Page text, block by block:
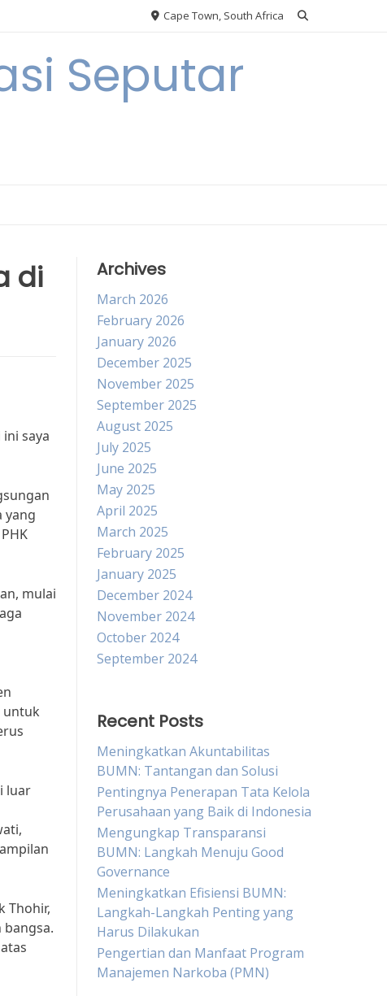
Cape Town, South Africa
Seputar
di
saya
yang
mulai
untuk
luar
Thohir,
Archives
March 2026
February 2026
January 2026
December 2025
November 2025
September 2025
August 2025
July 2025
June 2025
May 2025
April 2025
March 2025
February 2025
January 2025
December 2024
November 2024
October 2024
September 2024
Recent Posts
Meningkatkan Akuntabilitas
BUMN: Tantangan dan Solusi
Pentingnya Penerapan Tata Kelola
Perusahaan yang Baik di Indonesia
Mengungkap Transparansi
BUMN: Langkah Menuju Good
Governance
Meningkatkan Efisiensi BUMN:
Langkah-Langkah Penting yang
Harus Dilakukan
Pengertian dan Manfaat Program
Manajemen Narkoba (PMN)